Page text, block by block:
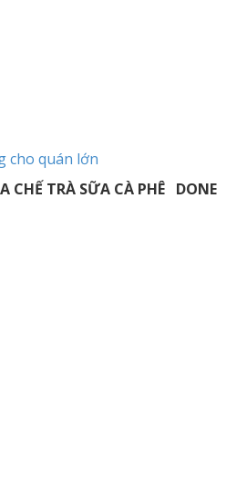
cho quán lớn
CHẾ TRÀ SỮA CÀ PHÊ DONE